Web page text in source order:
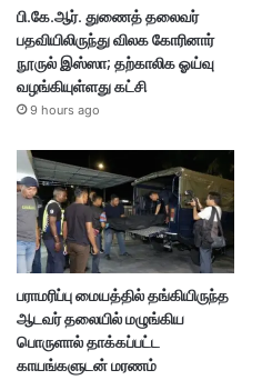
பி.கே.ஆர். துணைத் தலைவர்
பதவியிலிருந்து விலக கோரினார்
நூருல் இஸ்ஸா; தற்காலிக ஓய்வு
வழங்கியுள்ளது கட்சி
9 hours ago
பராமரிப்பு மையத்தில் தங்கியிருந்த
ஆடவர் தலையில் மழுங்கிய
பொருளால் தாக்கப்பட்ட
காயங்களுடன் மரணம்